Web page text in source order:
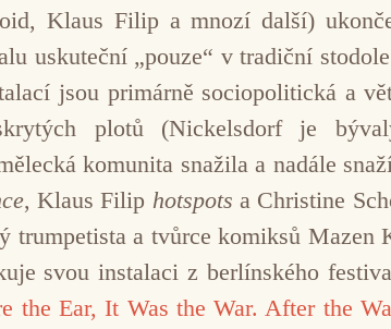
Klaus Filip a mnozí další)
uskuteční „pouze“ v tradiční
jsou primárně sociopolitická a
plotů (Nickelsdorf je
komunita snažila a nadále
, Klaus Filip hotspots a Christine
trumpetista a tvůrce komiksů Mazen
svou instalaci z berlínského
the Ear, It Was the War. After the